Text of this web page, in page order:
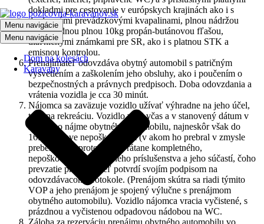
Menu navigácie
Menu navigácie
Dom na kolesách
Karavany
dokladmi pre cestovanie v európskych krajinách ako i s
doplnenými prevádzkovými kvapalinami, plnou nádržou
PHM, jednou plnou 10kg propán-butánovou fľašou,
diaľničnými známkami pre SR, ako i s platnou STK a
emisnou kontrolou.
Prenajímateľ odovzdáva obytný automobil s patričným
vysvetlením a zaškolením jeho obsluhy, ako i poučením o
bezpečnostných a právnych predpisoch. Doba odovzdania a
vrátenia vozidla je cca 30 minút.
Nájomca sa zaväzuje vozidlo užívať výhradne na jeho účel,
teda na rekreáciu. Vozidlo vráti včas a v stanovený dátum v
zmluve o nájme obytného automobilu, najneskôr však do
16:00 v stave nepoškodenom (v akom ho prebral v zmysle
preberacieho protokolu), vrátane kompletného,
nepoškodeného, funkčného príslušenstva a jeho súčastí, čoho
prevzatie prenajímateľ potvrdí svojím podpisom na
odovzdávacom protokole. (Prenájom skútra sa riadi týmito
VOP a jeho prenájom je spojený výlučne s prenájmom
obytného automobilu). Vozidlo nájomca vracia vyčistené, s
prázdnou a vyčistenou odpadovou nádobou na WC.
Záloha za rezerváciu prenájmu obytného automobilu vo